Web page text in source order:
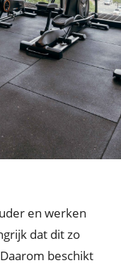
en werken
dat dit zo
beschikt